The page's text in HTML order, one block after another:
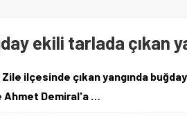
bisiklet kupası heyecanı 371 sporcuyla
Kahraman, İkizdere’deki programa katıldı
ekili tarlada çıkan
ilçesinde çıkan yangında
Ahmet Demiral'a …